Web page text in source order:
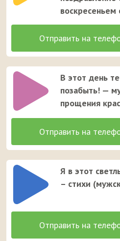
В этот день
позабыть! —
прощения
Я в этот
– стихи